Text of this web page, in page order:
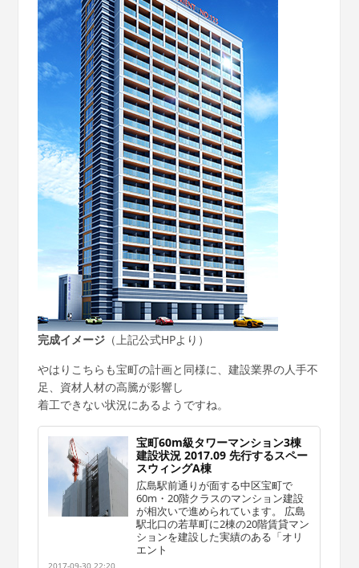
完成イメージ（上記公式HPより）
やはりこちらも宝町の計画と同様に、建設業界の人手不
足、資材人材の高騰が影響し
着工できない状況にあるようですね。
宝町60m級タワーマンション3棟
建設状況 2017.09 先行するスペー
スウィングA棟
広島駅前通りが面する中区宝町で
60m・20階クラスのマンション建設
が相次いで進められています。 広島
駅北口の若草町に2棟の20階賃貸マン
ションを建設した実績のある「オリ
エント
2017-09-30 22:20